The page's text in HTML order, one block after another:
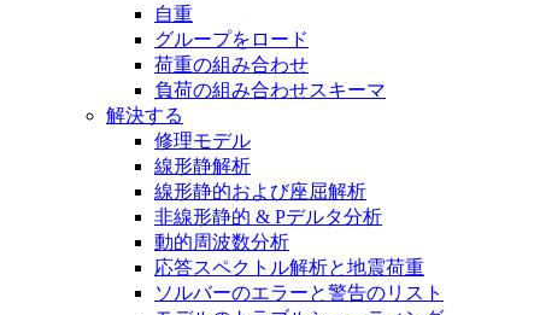
自重
グループをロード
荷重の組み合わせ
負荷の組み合わせスキーマ
解決する
修理モデル
線形静解析
線形静的および座屈解析
非線形静的 & Pデルタ分析
動的周波数分析
応答スペクトル解析と地震荷重
ソルバーのエラーと警告のリスト